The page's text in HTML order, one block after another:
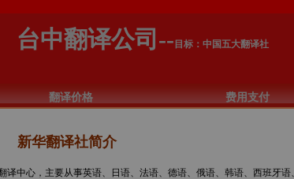
台中翻译公司 -- 目标：中国五大翻译社
翻译价格 费用支付
新华翻译社简介
中心，主要从事英语、日语、法语、德语、俄语、韩语、西班牙语